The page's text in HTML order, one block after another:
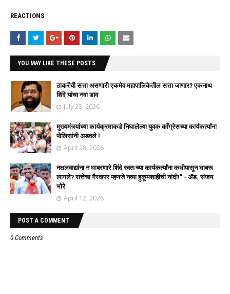
REACTIONS
YOU MAY LIKE THESE POSTS
ठाकरेंची सत्ता असणारी एकमेव महापालिकेतील सत्ता जाणार? एकनाथ
शिंदे यांचा नवा डाव
July 23, 2026
मुख्यमंत्र्यांच्या कार्यक्रमाकडे निघालेल्या युवक काँग्रेसच्या कार्यकर्त्यांना
पोलिसांनी अडवले !
April 28, 2026
नक्षलवाद्यांना न घाबरणारे शिंदे स्वतःच्या कार्यकर्त्यांना कधीपासून घाबरू
लागले? सत्तेचा गैरवापर म्हणजे नव्या हुकूमशाहीची नांदी!" - ॲड. संजय
भोरे
April 12, 2026
POST A COMMENT
0 Comments